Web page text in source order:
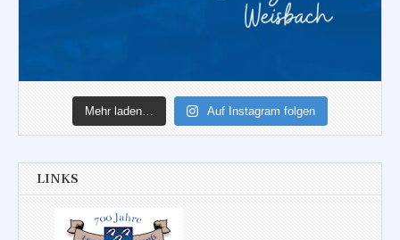
Mehr laden… Auf Instagram folgen
LINKS